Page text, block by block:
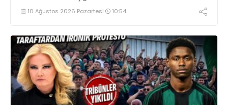
10 Ağustos 2026 Pazartesi 10:54